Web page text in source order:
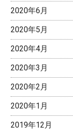
2020年6月
2020年5月
2020年4月
2020年3月
2020年2月
2020年1月
2019年12月